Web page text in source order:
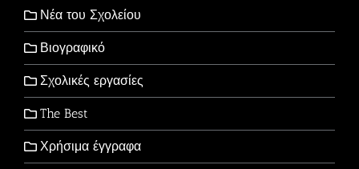
Νέα του Σχολείου
Βιογραφικό
Σχολικές εργασίες
The Best
Χρήσιμα έγγραφα